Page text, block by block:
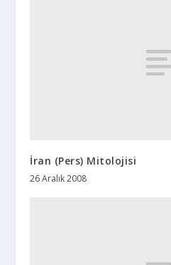
İran (Pers) Mitolojisi
26 Aralık 2008